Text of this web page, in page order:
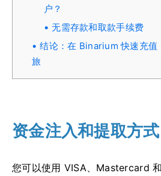
户？
无需存款和取款手续费
结论：在 Binarium 快速充值
旅
资金注入和提取方式
您可以使用 VISA、Mastercard